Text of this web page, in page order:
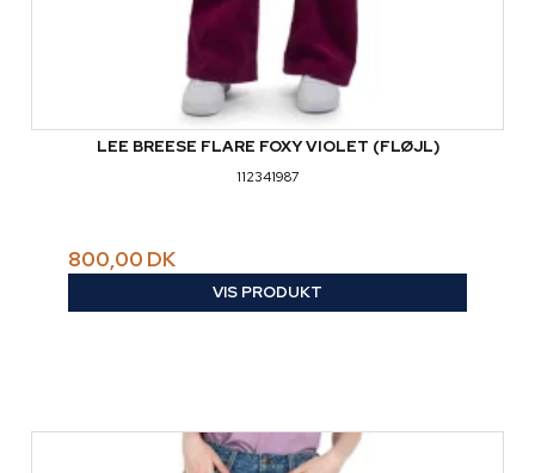
LEE BREESE FLARE FOXY VIOLET (FLØJL)
112341987
800,00 DK
VIS PRODUKT